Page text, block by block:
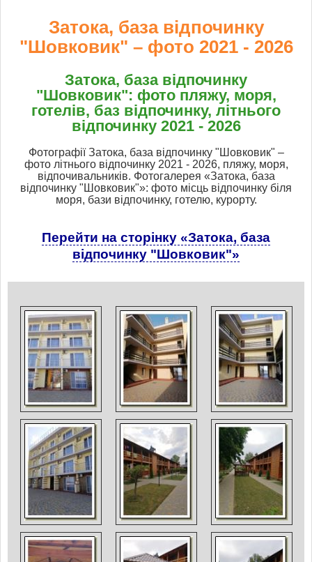
Затока, база відпочинку
"Шовковик" – фото 2021 - 2026
Затока, база відпочинку
"Шовковик": фото пляжу, моря,
готелів, баз відпочинку, літнього
відпочинку 2021 - 2026
Фотографії Затока, база відпочинку "Шовковик" –
фото літнього відпочинку 2021 - 2026, пляжу, моря,
відпочивальників. Фотогалерея «Затока, база
відпочинку "Шовковик"»: фото місць відпочинку біля
моря, бази відпочинку, готелю, курорту.
Перейти на сторінку «Затока, база
відпочинку "Шовковик"»